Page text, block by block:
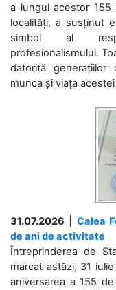
a lungul acestor 155
localități, a susținut
simbol al
profesionalismului.
datorită
munca și viața
31.07.2026
Calea
de ani de activitate
Întreprinderea de
marcat astăzi, 31
aniversarea a 155